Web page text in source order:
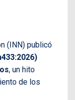
(INN) publicó
, un hito
de los